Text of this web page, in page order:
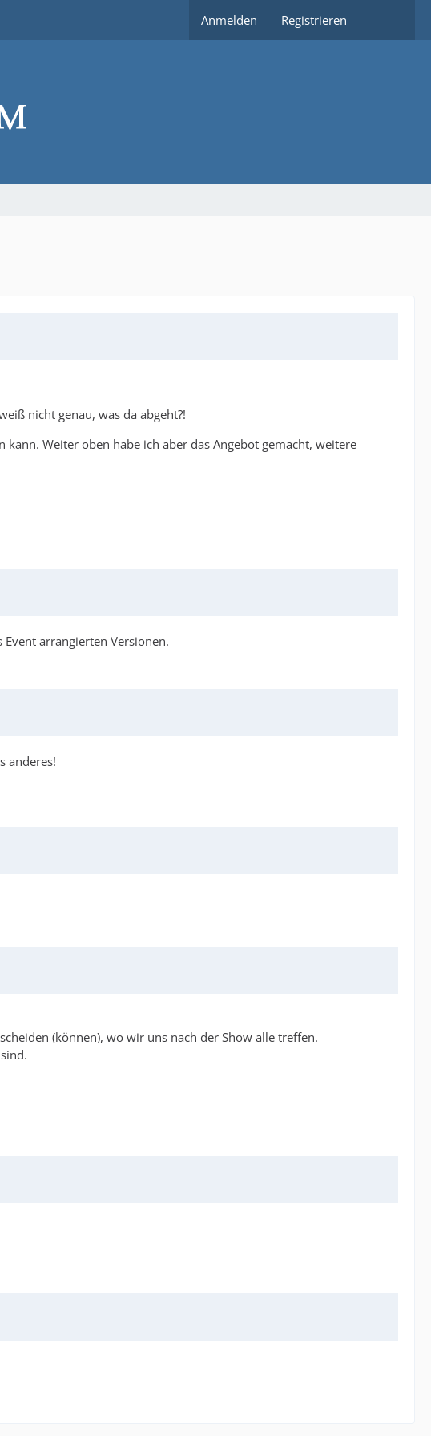
Anmelden Registrieren
nicht genau, was da abgeht?!
Weiter oben habe ich aber das Angebot gemacht, weitere
Event arrangierten Versionen.
anderes!
(können), wo wir uns nach der Show alle treffen.